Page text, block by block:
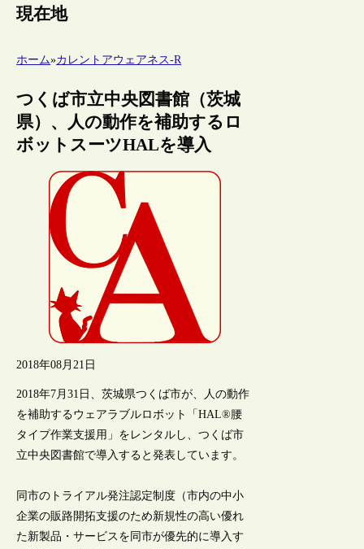
現在地
ホーム»カレントアウェアネス-R
つくば市立中央図書館（茨城
県）、人の動作を補助するロ
ボットスーツHALを導入
2018年08月21日
2018年7月31日、茨城県つくば市が、人の動作
を補助するウェアラブルロボット「HAL®腰
タイプ作業支援用」をレンタルし、つくば市
立中央図書館で導入すると発表しています。
同市のトライアル発注認定制度（市内の中小
企業の販路開拓支援のため新規性の高い優れ
た新製品・サービスを同市が優先的に導入す